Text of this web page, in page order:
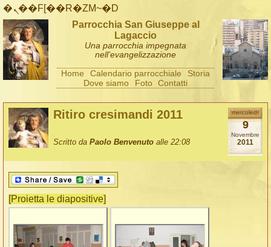
�ܢ��F[��R�ZM~�D
Parrocchia San Giuseppe al
Lagaccio
Una parrocchia impegnata
nell'evangelizzazione
Home Calendario parrocchiale
Storia
Dove siamo
Foto Contatti
mercoledì
9
Novembre
2011
Ritiro cresimandi 2011
Scritto da Paolo Benvenuto alle 22:08
[Proietta le diapositive]